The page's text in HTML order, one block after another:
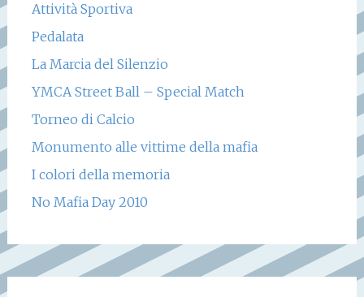
Attività Sportiva
Pedalata
La Marcia del Silenzio
YMCA Street Ball – Special Match
Torneo di Calcio
Monumento alle vittime della mafia
I colori della memoria
No Mafia Day 2010